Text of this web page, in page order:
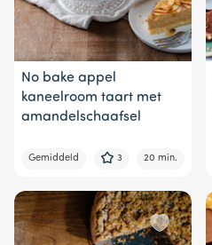
No bake appel
kaneelroom taart met
amandelschaafsel
Gemiddeld 3 20 min.